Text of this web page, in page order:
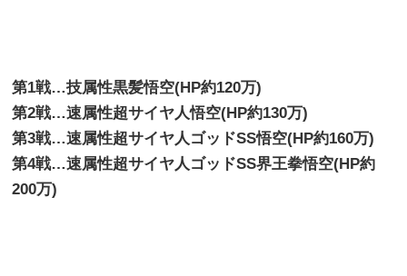
第1戦…技属性黒髪悟空(HP約120万)
第2戦…速属性超サイヤ人悟空(HP約130万)
第3戦…速属性超サイヤ人ゴッドSS悟空(HP約160万)
第4戦…速属性超サイヤ人ゴッドSS界王拳悟空(HP約
200万)